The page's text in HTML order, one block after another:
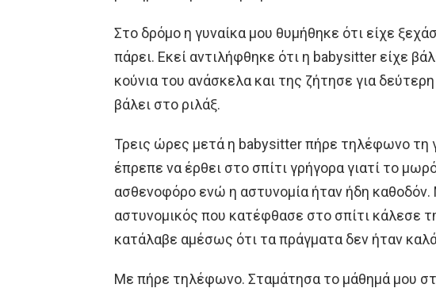
Στο δρόμο η γυναίκα μου θυμήθηκε ότι είχε
πάρει. Εκεί αντιλήφθηκε ότι η babysitter είχε
κούνια του ανάσκελα και της ζήτησε για
βάλει στο ριλάξ.
Τρεις ώρες μετά η babysitter πήρε τηλέφωνο τη
έπρεπε να έρθει στο σπίτι γρήγορα γιατί το
ασθενοφόρο ενώ η αστυνομία ήταν ήδη
αστυνομικός που κατέφθασε στο σπίτι κάλεσε
κατάλαβε αμέσως ότι τα πράγματα δεν ήταν
Με πήρε τηλέφωνο. Σταμάτησα το μάθημά μου